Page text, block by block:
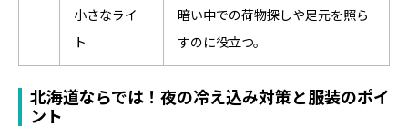
小さなライ
ト
暗い中での荷物探しや足元を照ら
すのに役立つ。
北海道ならでは！夜の冷え込み対策と服装のポイ
ント